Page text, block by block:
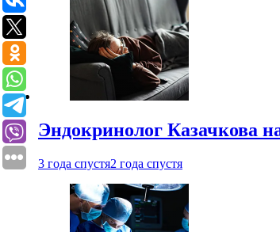
Эндокринолог Казачкова
3 года спустя2 года спустя